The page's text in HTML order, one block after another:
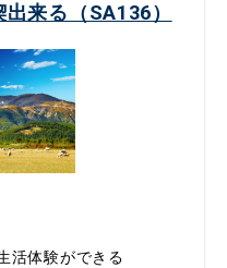
来る（SA136）
活体験ができる